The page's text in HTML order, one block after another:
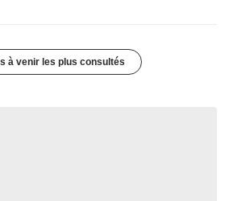
à venir les plus consultés